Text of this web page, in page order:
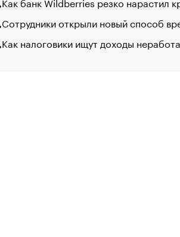
Сотрудники открыли новый способ
Как налоговики ищут доходы